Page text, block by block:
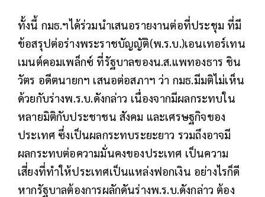
ทั้งนี้ กมธ.ฯได้ร่วมนำเสนอรายงานต่อที่ประชุม ที่มี
ข้อสรุปต่อร่างพระราชบัญญัติ(พ.ร.บ.)เอนเทอร์เทน
เมนต์คอมเพล็กซ์ ที่รัฐบาลของน.ส.แพทองธาร ชิน
วัตร อดีตนายกฯ เสนอต่อสภาฯ ว่า กมธ.มีมติไม่เห็น
ด้วยกับร่างพ.ร.บ.ดังกล่าว เนื่องจากมีผลกระทบใน
หลายมิติกับประชาชน สังคม และเศรษฐกิจของ
ประเทศ ซึ่งเป็นผลกระทบระยะยาว รวมถึงอาจมี
ผลกระทบต่อความมั่นคงของประเทศ เป็นความ
เสี่ยงที่ทำให้ประเทศเป็นแหล่งฟอกเงิน อย่างไรก็ดี
หากรัฐบาลต้องการผลักดันร่างพ.ร.บ.ดังกล่าว ต้อง